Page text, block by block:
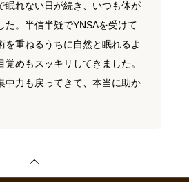
眠れない日が続き、いつも体が
た。半信半疑でYNSAを受けて
を重ねるうちに自然と眠れるよ
覚めもスッキリしてきました。
中力も戻ってきて、本当に助か